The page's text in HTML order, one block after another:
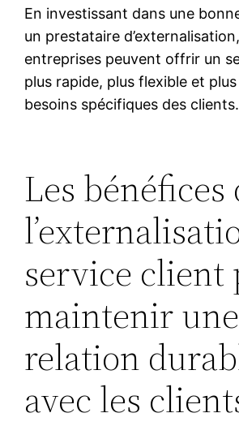
En investissant dans une
un prestataire
entreprises peuvent offrir un
plus rapide, plus flexible et
besoins spécifiques des clients.
Les bénéfices
service client
maintenir une
relation
avec les